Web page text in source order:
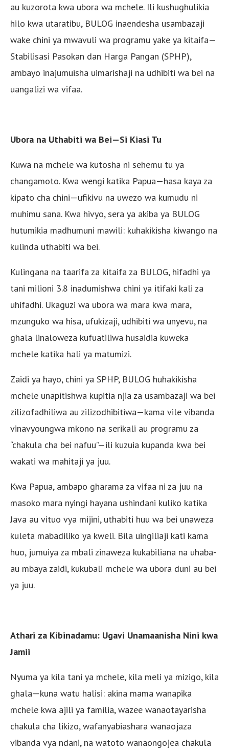
au kuzorota kwa ubora wa mchele. Ili kushughulikia
hilo kwa utaratibu, BULOG inaendesha usambazaji
wake chini ya mwavuli wa programu yake ya kitaifa—
Stabilisasi Pasokan dan Harga Pangan (SPHP),
ambayo inajumuisha uimarishaji na udhibiti wa bei na
uangalizi wa vifaa.
Ubora na Uthabiti wa Bei—Si Kiasi Tu
Kuwa na mchele wa kutosha ni sehemu tu ya
changamoto. Kwa wengi katika Papua—hasa kaya za
kipato cha chini—ufikivu na uwezo wa kumudu ni
muhimu sana. Kwa hivyo, sera ya akiba ya BULOG
hutumikia madhumuni mawili: kuhakikisha kiwango na
kulinda uthabiti wa bei.
Kulingana na taarifa za kitaifa za BULOG, hifadhi ya
tani milioni 3.8 inadumishwa chini ya itifaki kali za
uhifadhi. Ukaguzi wa ubora wa mara kwa mara,
mzunguko wa hisa, ufukizaji, udhibiti wa unyevu, na
ghala linaloweza kufuatiliwa husaidia kuweka
mchele katika hali ya matumizi.
Zaidi ya hayo, chini ya SPHP, BULOG huhakikisha
mchele unapitishwa kupitia njia za usambazaji wa bei
zilizofadhiliwa au zilizodhibitiwa—kama vile vibanda
vinavyoungwa mkono na serikali au programu za
“chakula cha bei nafuu”—ili kuzuia kupanda kwa bei
wakati wa mahitaji ya juu.
Kwa Papua, ambapo gharama za vifaa ni za juu na
masoko mara nyingi hayana ushindani kuliko katika
Java au vituo vya mijini, uthabiti huu wa bei unaweza
kuleta mabadiliko ya kweli. Bila uingiliaji kati kama
huo, jumuiya za mbali zinaweza kukabiliana na uhaba-
au mbaya zaidi, kukubali mchele wa ubora duni au bei
ya juu.
Athari za Kibinadamu: Ugavi Unamaanisha Nini kwa
Jamii
Nyuma ya kila tani ya mchele, kila meli ya mizigo, kila
ghala—kuna watu halisi: akina mama wanapika
mchele kwa ajili ya familia, wazee wanaotayarisha
chakula cha likizo, wafanyabiashara wanaojaza
vibanda vya ndani, na watoto wanaongojea chakula